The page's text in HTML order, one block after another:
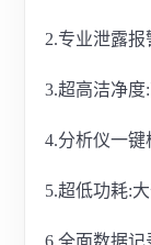
2.专业泄露报
3.超高洁净度
4.分析仪一键
5.超低功耗:
6.全面数据记